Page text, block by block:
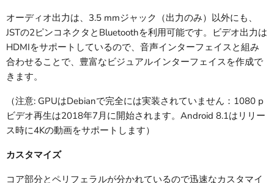
オーディオ出力は、3.5 mmジャック（出力のみ）以外にも、
JSTの2ピンコネクタとBluetoothを利用可能です。ビデオ出力は
HDMIをサポートしているので、音声インターフェイスと組み
合わせることで、豊富なビジュアルインターフェイスを作成で
きます。
（注意: GPUはDebianで完全には実装されていません：1080 p
ビデオ再生は2018年7月に開始されます。Android 8.1はリリー
ス時に4Kの動画をサポートします）
カスタマイズ
コア部分とペリフェラルが分かれているので迅速なカスタマイ